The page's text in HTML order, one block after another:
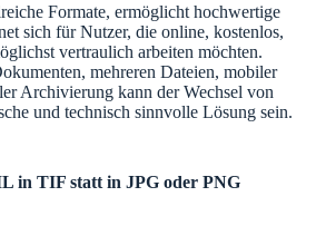
Formate, ermöglicht hochwertige
sich für Nutzer, die online, kostenlos,
vertraulich arbeiten möchten.
mehreren Dateien, mobiler
Archivierung kann der Wechsel von
und technisch sinnvolle Lösung sein.
in TIF statt in JPG oder PNG